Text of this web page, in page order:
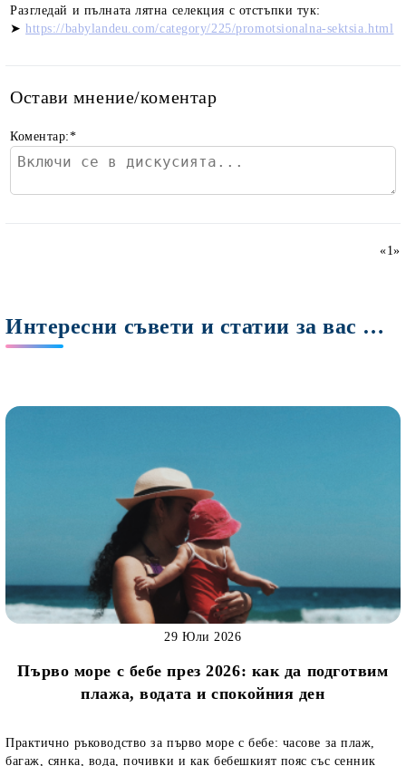
Разгледай и пълната лятна селекция с отстъпки тук:
➤https://babylandeu.com/category/225/promotsionalna-sektsia.html
Остави мнение/коментар
Коментар:*
«1»
Интересни съвети и статии за вас Мами
Първо море с бебе през 2026: как да подготвим
плажа, водата и спокойния ден
29 Юли 2026
Практично ръководство за първо море с бебе: часове за плаж,
багаж, сянка, вода, почивки и как бебешкият пояс със сенник